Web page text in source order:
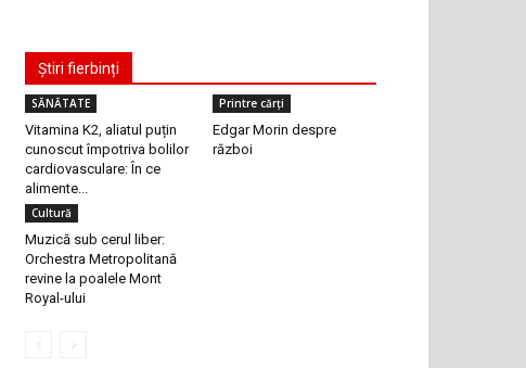
Știri fierbinți
SĂNĂTATE
Vitamina K2, aliatul puțin
cunoscut împotriva bolilor
cardiovasculare: În ce
alimente...
Printre cărți
Edgar Morin despre
război
Cultură
Muzică sub cerul liber:
Orchestra Metropolitană
revine la poalele Mont
Royal-ului